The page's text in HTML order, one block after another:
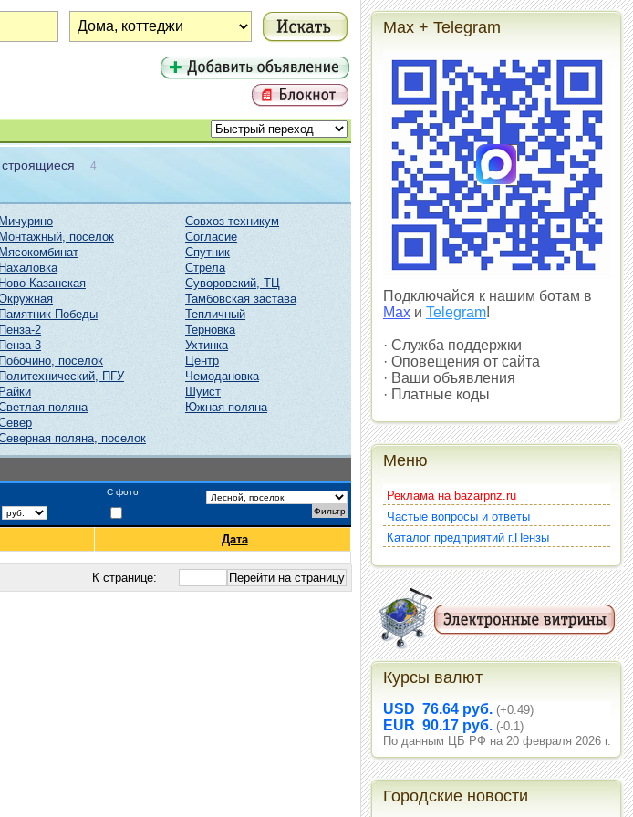
4
Мичурино
Монтажный, поселок
Мясокомбинат
Нахаловка
Ново-Казанская
Памятник Победы
Пенза-2
Пенза-3
Побочино, поселок
Политехнический, ПГУ
Райки
поляна
поляна, поселок
Совхоз техникум
Согласие
Спутник
Стрела
Суворовский, ТЦ
Тамбовская застава
Тепличный
Терновка
Ухтинка
Центр
Чемодановка
Шуист
Южная поляна
С фото
Дата
К странице:
Max + Telegram
Подключайся к нашим ботам в
Max и Telegram!
· Служба поддержки
· Оповещения от сайта
· Ваши объявления
· Платные коды
Меню
Реклама на bazarpnz.ru
Частые вопросы и ответы
Каталог предприятий г.Пензы
Курсы валют
USD 76.64 руб. (+0.49)
EUR 90.17 руб. (-0.1)
По данным ЦБ РФ на 20 февраля 2026 г.
Городские новости